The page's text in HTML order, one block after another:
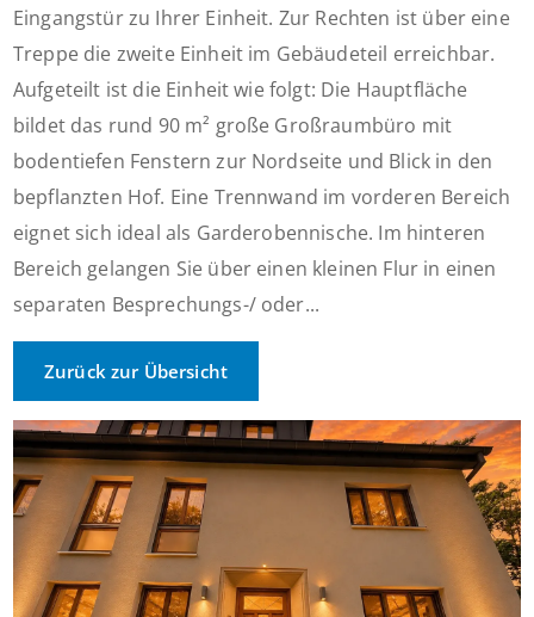
Eingangstür zu Ihrer Einheit. Zur Rechten ist über eine
Treppe die zweite Einheit im Gebäudeteil erreichbar.
Aufgeteilt ist die Einheit wie folgt: Die Hauptfläche
bildet das rund 90 m² große Großraumbüro mit
bodentiefen Fenstern zur Nordseite und Blick in den
bepflanzten Hof. Eine Trennwand im vorderen Bereich
eignet sich ideal als Garderobennische. Im hinteren
Bereich gelangen Sie über einen kleinen Flur in einen
separaten Besprechungs-/ oder...
Zurück zur Übersicht